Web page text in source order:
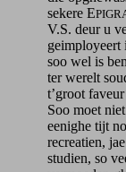
sekere E
V.S. deur u
geimployeert
soo wel is
ter werelt
t’groot
Soo moet
eenighe tijt
recreatien,
studien, so